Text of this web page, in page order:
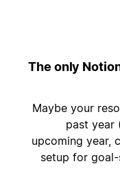
The only
Maybe your
past
upcoming
setup for